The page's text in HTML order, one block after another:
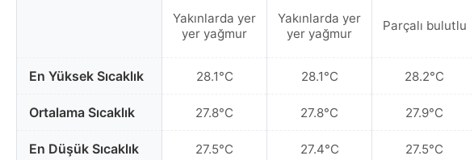
En Yüksek Sıcaklık
Ortalama Sıcaklık
En Düşük Sıcaklık
Yakınlarda yer
yer yağmur
28.1°C
27.8°C
27.5°C
Yakınlarda yer
yer yağmur
28.1°C
27.8°C
27.4°C
Parçalı bulutlu
28.2°C
27.9°C
27.5°C